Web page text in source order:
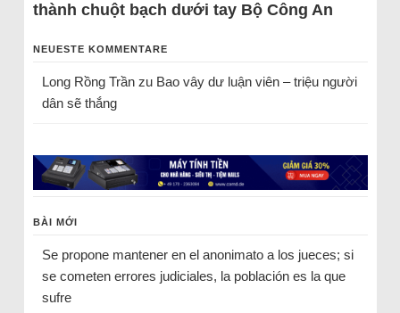
thành chuột bạch dưới tay Bộ Công An
NEUESTE KOMMENTARE
Long Rồng Trầnzu Bao vây dư luận viên – triệu người
dân sẽ thắng
BÀI MỚI
Se propone mantener en el anonimato a los jueces; si
se cometen errores judiciales, la población es la que
sufre